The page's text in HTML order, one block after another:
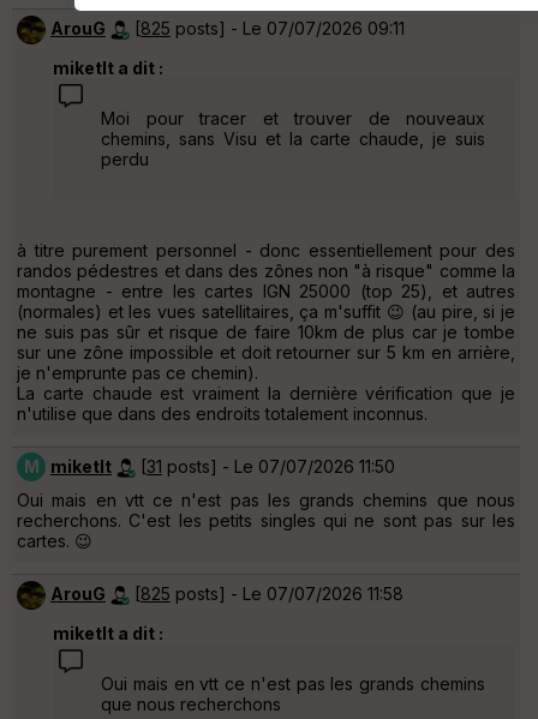
ArouG [825 posts] - Le 07/07/2026 09:11
miketlt a dit :
Moi pour tracer et trouver de nouveaux
chemins, sans Visu et la carte chaude, je suis
perdu
à titre purement personnel - donc essentiellement pour des
randos pédestres et dans des zônes non "à risque" comme la
montagne - entre les cartes IGN 25000 (top 25), et autres
(normales) et les vues satellitaires, ça m'suffit 😉 (au pire, si je
ne suis pas sûr et risque de faire 10km de plus car je tombe
sur une zône impossible et doit retourner sur 5 km en arrière,
je n'emprunte pas ce chemin).
La carte chaude est vraiment la dernière vérification que je
n'utilise que dans des endroits totalement inconnus.
M miketlt [31 posts] - Le 07/07/2026 11:50
Oui mais en vtt ce n'est pas les grands chemins que nous
recherchons. C'est les petits singles qui ne sont pas sur les
cartes. 😉
ArouG [825 posts] - Le 07/07/2026 11:58
miketlt a dit :
Oui mais en vtt ce n'est pas les grands chemins
que nous recherchons